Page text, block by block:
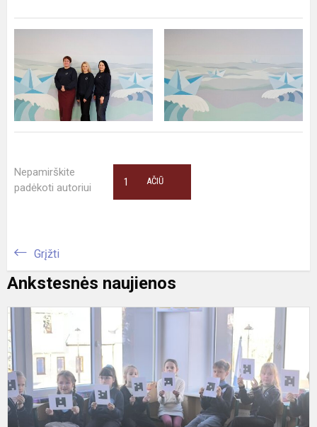
Nepamirškite
padėkoti autoriui
AČIŪ
1
Grįžti
Ankstesnės naujienos